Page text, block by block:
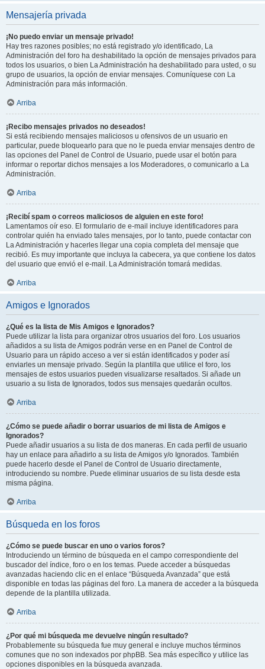
Mensajería privada
¡No puedo enviar un mensaje privado!
Hay tres razones posibles; no está registrado y/o identificado, La
Administración del foro ha deshabilitado la opción de mensajes privados para
todos los usuarios, o bien La Administración ha deshabilitado para usted, o su
grupo de usuarios, la opción de enviar mensajes. Comuníquese con La
Administración para más información.
Arriba
¡Recibo mensajes privados no deseados!
Si está recibiendo mensajes maliciosos u ofensivos de un usuario en
particular, puede bloquearlo para que no le pueda enviar mensajes dentro de
las opciones del Panel de Control de Usuario, puede usar el botón para
informar o reportar dichos mensajes a los Moderadores, o comunicarlo a La
Administración.
Arriba
¡Recibí spam o correos maliciosos de alguien en este foro!
Lamentamos oír eso. El formulario de e-mail incluye identificadores para
controlar quién ha enviado tales mensajes, por lo tanto, puede contactar con
La Administración y hacerles llegar una copia completa del mensaje que
recibió. Es muy importante que incluya la cabecera, ya que contiene los datos
del usuario que envió el e-mail. La Administración tomará medidas.
Arriba
Amigos e Ignorados
¿Qué es la lista de Mis Amigos e Ignorados?
Puede utilizar la lista para organizar otros usuarios del foro. Los usuarios
añadidos a su lista de Amigos podrán verse en en Panel de Control de
Usuario para un rápido acceso a ver si están identificados y poder así
enviarles un mensaje privado. Según la plantilla que utilice el foro, los
mensajes de estos usuarios pueden visualizarse resaltados. Si añade un
usuario a su lista de Ignorados, todos sus mensajes quedarán ocultos.
Arriba
¿Cómo se puede añadir o borrar usuarios de mi lista de Amigos e
Ignorados?
Puede añadir usuarios a su lista de dos maneras. En cada perfil de usuario
hay un enlace para añadirlo a su lista de Amigos y/o Ignorados. También
puede hacerlo desde el Panel de Control de Usuario directamente,
introduciendo su nombre. Puede eliminar usuarios de su lista desde esta
misma página.
Arriba
Búsqueda en los foros
¿Cómo se puede buscar en uno o varios foros?
Introduciendo un término de búsqueda en el campo correspondiente del
buscador del índice, foro o en los temas. Puede acceder a búsquedas
avanzadas haciendo clic en el enlace “Búsqueda Avanzada” que está
disponible en todas las páginas del foro. La manera de acceder a la búsqueda
depende de la plantilla utilizada.
Arriba
¿Por qué mi búsqueda me devuelve ningún resultado?
Probablemente su búsqueda fue muy general e incluye muchos términos
comunes que no son indexados por phpBB. Sea más específico y utilice las
opciones disponibles en la búsqueda avanzada.